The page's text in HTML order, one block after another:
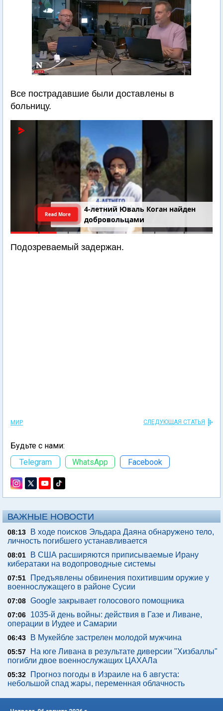
Все пострадавшие были доставлены в
больницу.
4-летний Юваль Коган найден
добровольцами
Read More
Подозреваемый задержан.
МИР СЛЕДУЮЩАЯ СТАТЬЯ
Будьте с нами:
Telegram
WhatsApp Facebook
ВАЖНЫЕ НОВОСТИ
08:13
В ходе поисков Эльдара Даяна обнаружено тело,
личность погибшего устанавливается
08:01
В США расширяются приписываемые Ирану
кибератаки на водопроводные системы
07:51
Предъявлены обвинения похитившим оружие у
военнослужащего в районе Сусии
07:08 Google закрывает голосового помощника
07:06
1035-й день войны: действия в Газе и Ливане,
операции в Иудее и Самарии
06:43 В Мукейбле застрелен молодой мужчина
05:57
На юге Ливана в результате диверсии "Хизбаллы"
погибли двое военнослужащих ЦАХАЛа
05:32
Прогноз погоды в Израиле на 6 августа:
небольшой спад жары, переменная облачность